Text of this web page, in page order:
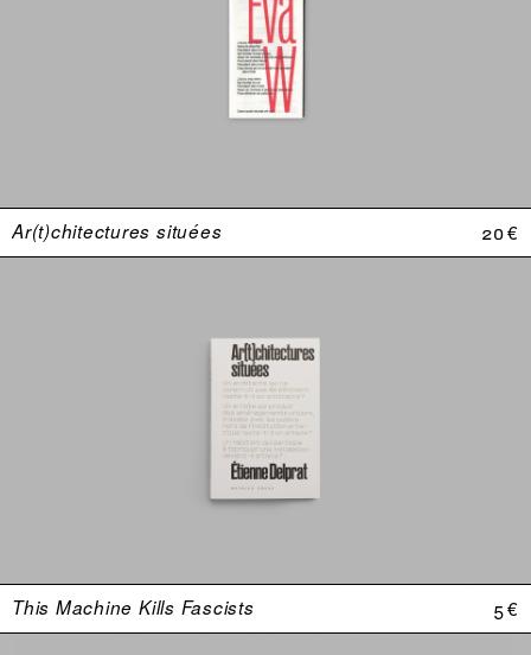
Ar(t)chitectures situées 20 €
This Machine Kills Fascists 5 €